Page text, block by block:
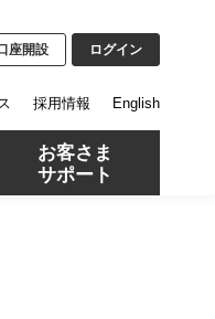
座開設 ログイン
お客さま
サポート
採用情報 English